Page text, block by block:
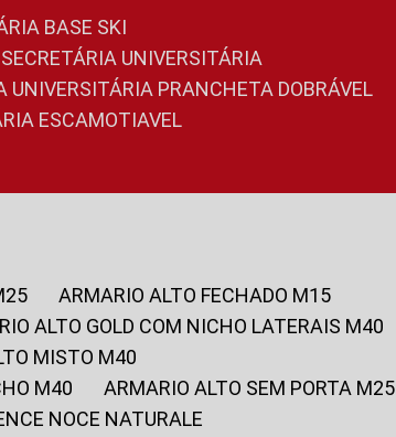
BASE SKI
SECRETÁRIA UNIVERSITÁRIA
UNIVERSITÁRIA PRANCHETA DOBRÁVEL
ESCAMOTIAVEL
ARMARIO ALTO FECHADO M15
ALTO GOLD COM NICHO LATERAIS M40
MISTO M40
M40
ARMARIO ALTO SEM PORTA M25
NOCE NATURALE